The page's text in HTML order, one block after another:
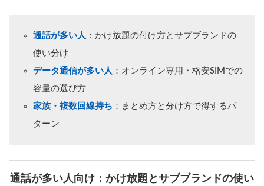
通話が多い人 ：かけ放題の付け方とサブブランドの
使い分け
データ通信が多い人 ：オンライン専用・格安SIMでの
容量の選び方
家族・複数回線持ち ：まとめ方と分け方で得するパ
ターン
通話が多い人向け：かけ放題とサブブランドの使い